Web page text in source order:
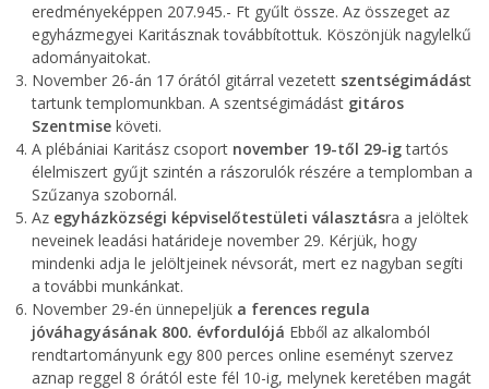
eredményeképpen 207.945.- Ft gyűlt össze. Az összeget az
egyházmegyei Karitásznak továbbítottuk. Köszönjük nagylelkű
adományaitokat.
November 26-án 17 órától gitárral vezetett szentségimádást
tartunk templomunkban. A szentségimádást gitáros
Szentmise követi.
A plébániai Karitász csoport november 19-től 29-igtartós
élelmiszert gyűjt szintén a rászorulók részére a templomban a
Szűzanya szobornál.
Az egyházközségi képviselőtestületi választásra a jelöltek
neveinek leadási határideje november 29. Kérjük, hogy
mindenki adja le jelöltjeinek névsorát, mert ez nagyban segíti
a további munkánkat.
November 29-én ünnepeljük a ferences regula
jóváhagyásának 800. évfordulójá Ebből az alkalomból
rendtartományunk egy 800 perces online eseményt szervez
aznap reggel 8 órától este fél 10-ig, melynek keretében magát